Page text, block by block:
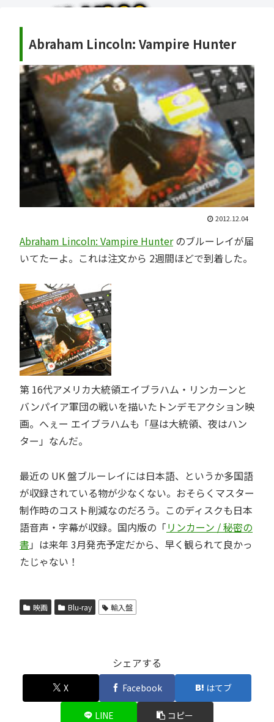
Abraham Lincoln: Vampire Hunter
2012.12.04
Abraham Lincoln: Vampire Hunterのブルーレイが届
いてたーよ。これは注文から 2週間ほどで到着した。
第 16代アメリカ大統領エイブラハム・リンカーンと
バンパイア軍団の戦いを描いたトンデモアクション映
画。へぇー エイブラハムも「昼は大統領、夜はハン
ター」なんだ。
最近の UK 盤ブルーレイには日本語、というか多国語
が収録されている物が少なくない。おそらくマスター
制作時のコスト削減なのだろう。このディスクも日本
語音声・字幕が収録。国内版の「リンカーン / 秘密の
書 」は来年 3月発売予定だから、早く観られて良かっ
たじゃない！
映画 Blu-ray 輸入盤
シェアする
X Facebook はてブ
LINE コピー